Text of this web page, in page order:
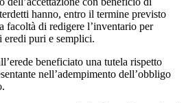
hanno, entro il termine previsto
facoltà di redigere l’inventario per
eredi puri e semplici.
beneficiato una tutela rispetto
nell’adempimento dell’obbligo